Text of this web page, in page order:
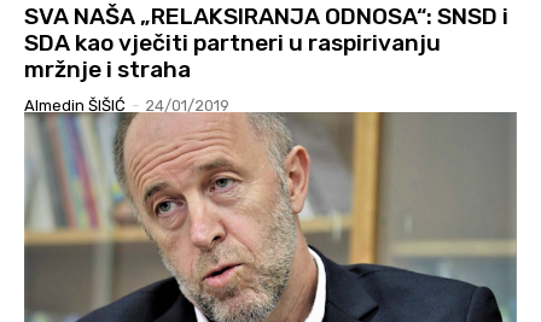
SVA NAŠA „RELAKSIRANJA ODNOSA“: SNSD i
SDA kao vječiti partneri u raspirivanju
mržnje i straha
Almedin ŠIŠIĆ - 24/01/2019